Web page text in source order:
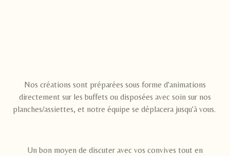
Nos créations sont préparées sous forme d'animations
directement sur les buffets ou disposées avec soin sur nos
planches/assiettes, et notre équipe se déplacera jusqu'à vous.
Un bon moyen de discuter avec vos convives tout en